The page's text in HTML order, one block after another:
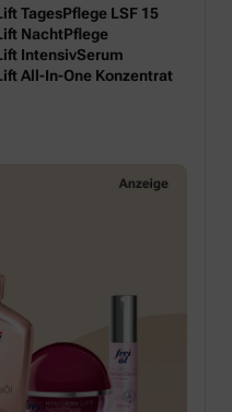
TagesPflege LSF 15
NachtPflege
IntensivSerum
All-In-One Konzentrat